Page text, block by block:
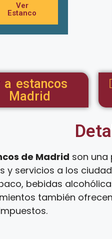
Ver
Estanco
a estancos
Madrid
de Madrid son
y servicios a los
bebidas
también